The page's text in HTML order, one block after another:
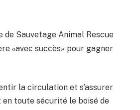
de Sauvetage Animal Rescue
«avec succès» pour gagner
la circulation et s’assurer
en toute sécurité le boisé de